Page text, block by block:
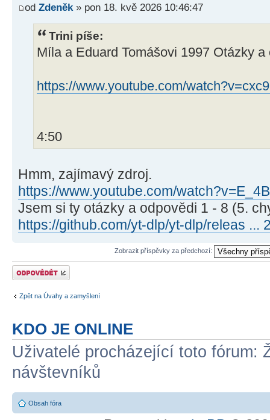
od Zdeněk » pon 18. kvě 2026 10:46:47
Trini píše:
Míla a Eduard Tomášovi 1997 Otázky a
https://www.youtube.com/
4:50
Hmm, zajímavý zdroj.
https://www.youtube.com/
Jsem si ty otázky a odpovědi 1 - 8 (5.
https://github.com/yt-dlp/yt-dlp/releas ...
Zobrazit příspěvky za předchozí:
Odeslat odpověď
Zpět na Úvahy a zamyšlení
KDO JE ONLINE
Uživatelé procházející toto fórum:
návštevníků
Obsah fóra